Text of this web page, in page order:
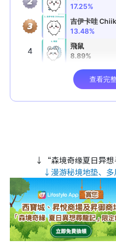
↓“森境奇缘夏日异
↓漫游秘境地垫、